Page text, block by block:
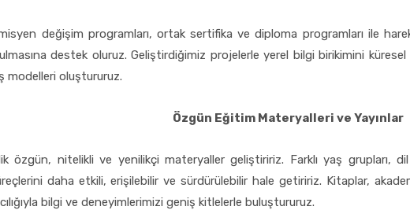
değişim programları, ortak sertifika ve diploma programları ile
destek oluruz. Geliştirdiğimiz projelerle yerel bilgi birikimini
modelleri oluştururuz.
Özgün Eğitim Materyalleri ve Yayınlar
özgün, nitelikli ve yenilikçi materyaller geliştiririz. Farklı yaş grupları,
daha etkili, erişilebilir ve sürdürülebilir hale getiririz. Kitaplar,
bilgi ve deneyimlerimizi geniş kitlelerle buluştururuz.